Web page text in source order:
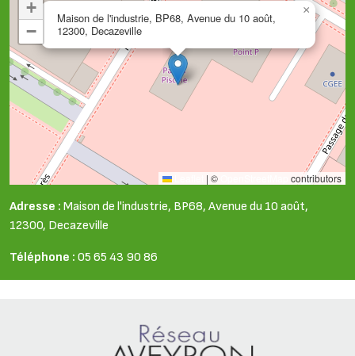
Maison de l'industrie, BP68, Avenue du 10 août,
12300, Decazeville
×
+
−
| © contributors
Adresse : Maison de l'industrie, BP68, Avenue du 10 août,
12300, Decazeville
Téléphone : 05 65 43 90 86